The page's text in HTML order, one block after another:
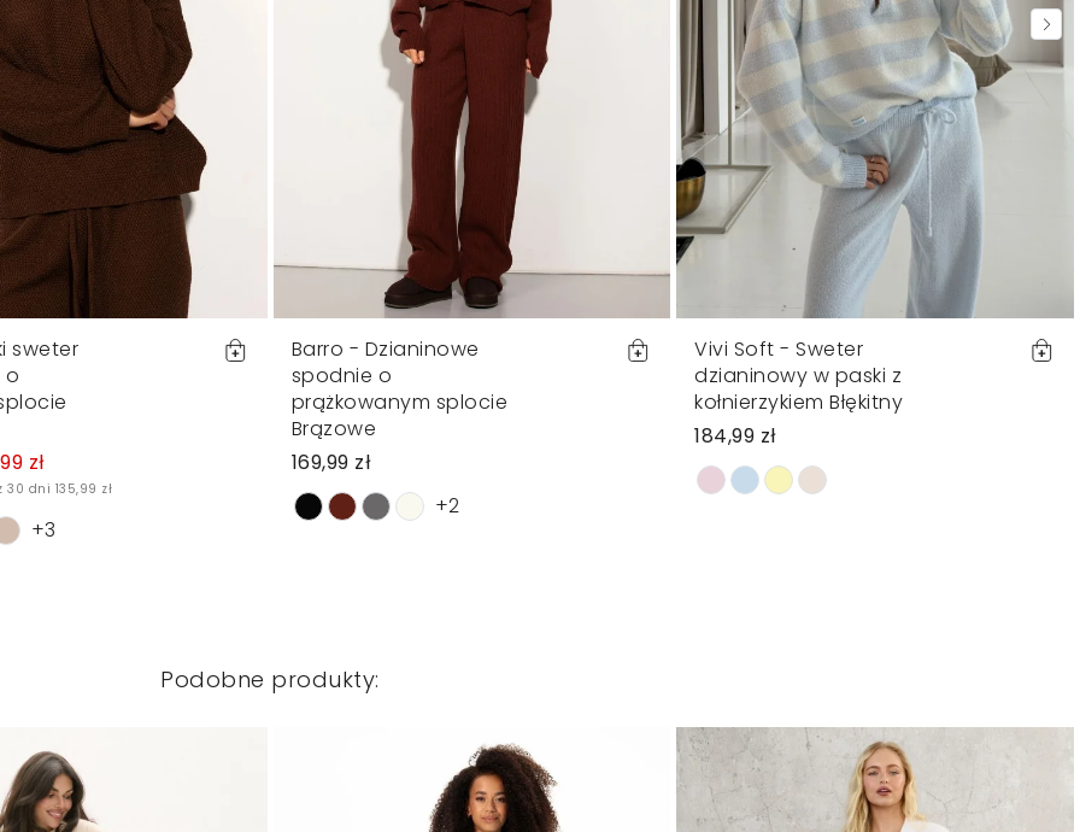
sweter
o
zł
dni 135,99 zł
+3
Barro - Dzianinowe
spodnie o
prążkowanym splocie
Brązowe
169,99 zł
+2
Vivi Soft - Sweter
dzianinowy w paski z
kołnierzykiem Błękitny
184,99 zł
Podobne produkty: